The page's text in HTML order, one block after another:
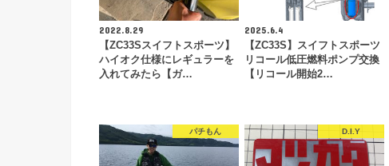
2022.8.29
【ZC33Sスイフトスポーツ】
ハイオク仕様にレギュラーを
入れてみたら【ガ…
2025.6.4
【ZC33S】スイフトスポーツ
リコール低圧燃料ポンプ交換
【リコール開始2…
パチもん D.I.Y